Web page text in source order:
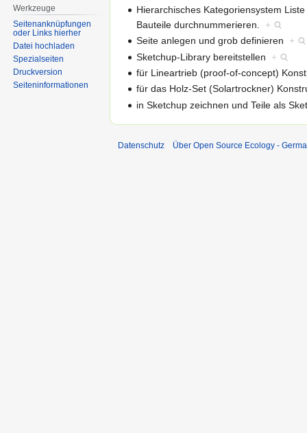
Hierarchisches Kategoriensystem
Bauteile durchnummerieren. +
Seite anlegen und grob definieren +
Sketchup-Library bereitstellen +
für Lineartrieb (proof-of-concept)
für das Holz-Set (Solartrockner)
in Sketchup zeichnen und Teile als
Werkzeuge
Seitenanknüpfungen
oder Links hierher
Datei hochladen
Spezialseiten
Druckversion
Seiten­informationen
Datenschutz Über Open Source Ecology -